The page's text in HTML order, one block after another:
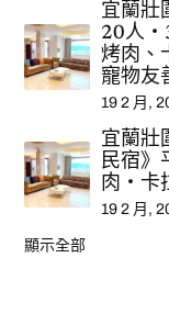
宜蘭壯
20人
烤肉、
寵物友
19 2 月,
宜蘭壯
民宿》
肉‧卡
19 2 月,
顯示全部